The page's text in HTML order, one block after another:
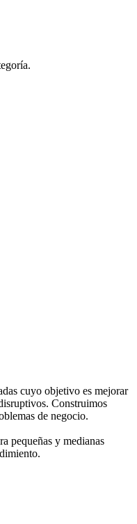
cuyo objetivo es mejorar
Construimos
de negocio.
pequeñas y medianas